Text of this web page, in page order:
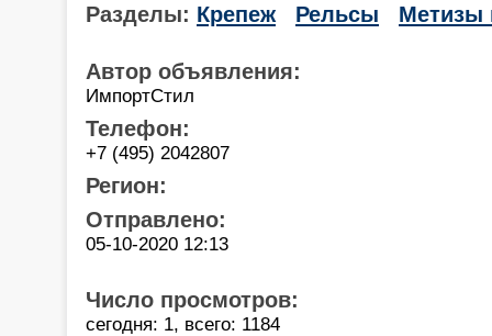
Разделы: Крепеж Рельсы Метизы
Автор объявления:
ИмпортСтил
Телефон:
+7 (495) 2042807
Регион:
Отправлено:
05-10-2020 12:13
Число просмотров:
сегодня: 1, всего: 1184